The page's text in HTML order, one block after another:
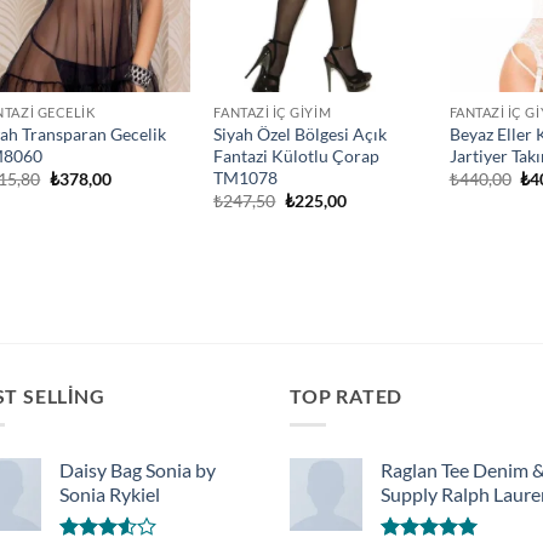
GECELIK
Transparan Gecelik
Orijinal
₺378,00Şu
FANTAZI İÇ GIYIM
Siyah Özel Bölgesi Açık
Fantazi Külotlu Çorap
TM1078
₺247,50 Orijinal
₺225,00Şu
FANTAZI İÇ
Beyaz Eller
Jartiyer
₺440,00 ₺
SELLING
Daisy Bag Sonia by
Sonia Rykiel
TOP RATED
Raglan Tee Denim &
Supply Ralph